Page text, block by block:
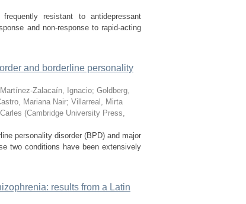
resistant to antidepressant
and non-response to rapid-acting
and borderline personality
Martínez-Zalacaín, Ignacio; Goldberg,
Mariana Nair; Villarreal, Mirta
(Cambridge University Press,
personality disorder (BPD) and major
two conditions have been extensively
results from a Latin